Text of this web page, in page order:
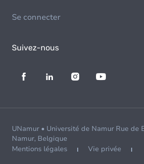
Se connecter
Suivez-nous
UNamur • Université de Namur Rue de
Namur, Belgique
Mentions légales
Vie privée